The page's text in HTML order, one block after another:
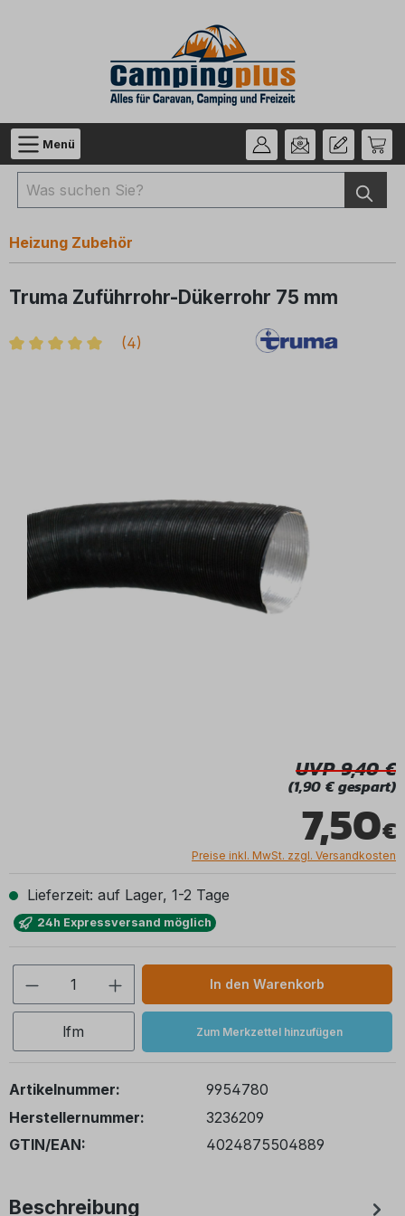
Zum Hauptinhalt springen
Menü
Heizung Zubehör
Truma Zuführrohr-Dükerrohr 75 mm
(4)
7,50
UVP 9,40
(1,90 € gespart)
Preise inkl. MwSt. zzgl. Versandkosten
Lieferzeit: auf Lager, 1-2 Tage
24h Expressversand möglich
Produkt Anzahl: Gib den gewünschten
In den Warenkorb
lfm Zum Merkzettel hinzufügen
Artikelnummer:
9954780
Herstellernummer:
3236209
GTIN/EAN:
4024875504889
Beschreibung